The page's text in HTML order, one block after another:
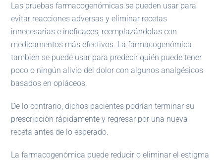
Las pruebas farmacogenómicas se pueden usar para
evitar reacciones adversas y eliminar recetas
innecesarias e ineficaces, reemplazándolas con
medicamentos más efectivos. La farmacogenómica
también se puede usar para predecir quién puede tener
poco o ningún alivio del dolor con algunos analgésicos
basados ​​en opiáceos.
De lo contrario, dichos pacientes podrían terminar su
prescripción rápidamente y regresar por una nueva
receta antes de lo esperado.
La farmacogenómica puede reducir o eliminar el estigma